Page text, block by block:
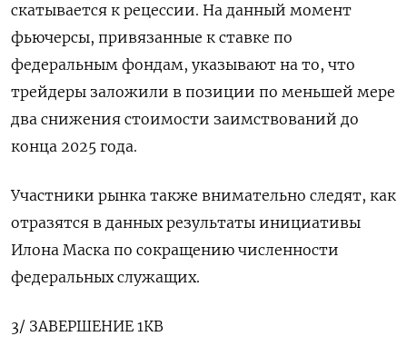
скатывается к рецессии. На данный момент
фьючерсы, привязанные к ставке по
федеральным фондам, указывают на то, что
трейдеры заложили в позиции по меньшей мере
два снижения стоимости заимствований до
конца 2025 года.
Участники рынка также внимательно следят, как
отразятся в данных результаты инициативы
Илона Маска по сокращению численности
федеральных служащих.
3/ ЗАВЕРШЕНИЕ 1КВ